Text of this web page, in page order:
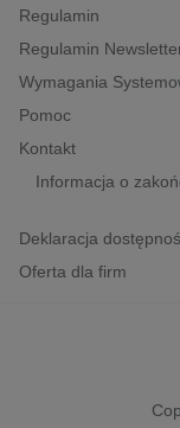
inne
popularno-
historia
Regulamin
Regulamin
Wymagania
Pomoc
Kontakt
Informacja o
Deklaracja
Oferta dla firm